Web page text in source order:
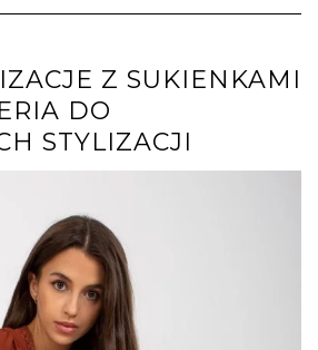
Navigation
Z SUKIENKAMI
DO
STYLIZACJI